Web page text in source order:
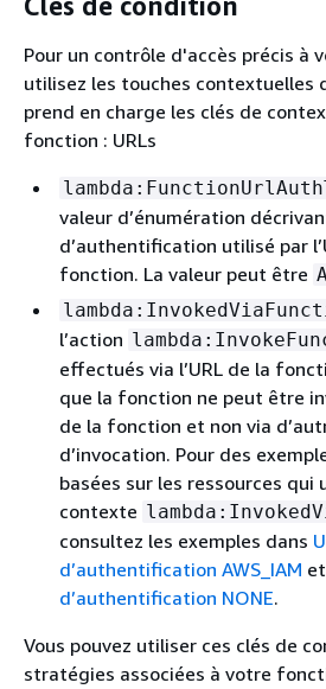
Pour un contrôle d'accès précis à
utilisez les touches contextuelles
prend en charge les clés de
fonction : URLs
valeur d’énumération
d’authentification utilisé par
fonction. La valeur peut être
l’action
effectués via l’URL de la
que la fonction ne peut être
de la fonction et non via
d’invocation. Pour des
basées sur les ressources qui
contexte
consultez les exemples dans
d’authentification AWS_IAM et
d’authentification NONE.
Vous pouvez utiliser ces clés de
stratégies associées à votre